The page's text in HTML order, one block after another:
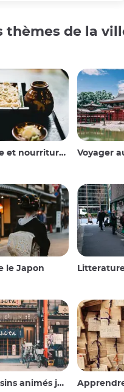
thèmes de la
japonaise Voyager au
le Japon
animés japonais